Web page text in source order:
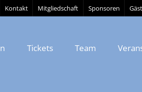
Kontakt Mitgliedschaft Sponsoren
Tickets Team